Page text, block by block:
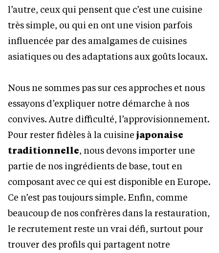
l’autre, ceux qui pensent que c’est une cuisine
très simple, ou qui en ont une vision parfois
influencée par des amalgames de cuisines
asiatiques ou des adaptations aux goûts locaux.
Nous ne sommes pas sur ces approches et nous
essayons d’expliquer notre démarche à nos
convives. Autre difficulté, l’approvisionnement.
Pour rester fidèles à la cuisine japonaise
traditionnelle, nous devons importer une
partie de nos ingrédients de base, tout en
composant avec ce qui est disponible en Europe.
Ce n’est pas toujours simple. Enfin, comme
beaucoup de nos confrères dans la restauration,
le recrutement reste un vrai défi, surtout pour
trouver des profils qui partagent notre